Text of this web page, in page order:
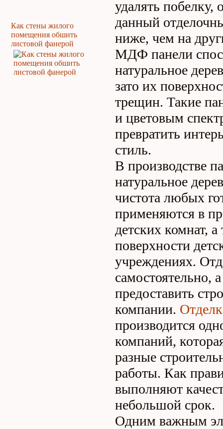
Как стены жилого
помещения обшить
листовой фанерой
удалять побелку,
данный
ниже, чем на
МДФ панели
натуральное
зато их
трещин. Такие
и цветовым
превратить
стиль.
В производстве
натуральное
чистота любых
применяются в
детских комнат,
поверхности
учреждениях.
самостоятельно,
предоставить
компании.
производится
компаний,
разные
работы. Как
выполняют
небольшой срок.
Одним важным